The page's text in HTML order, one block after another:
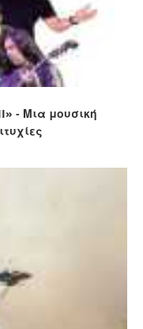
- Μια μουσική